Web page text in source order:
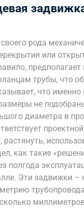
рода
или
трубы, что
что
не
диаметра в
как такие
Эти задвижки –